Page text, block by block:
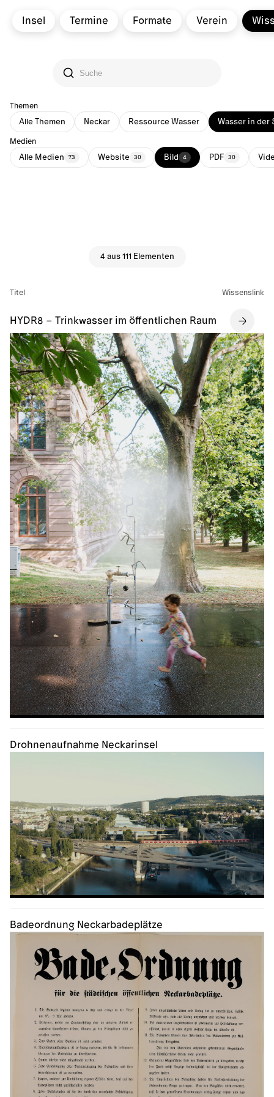
Insel Termine Formate Verein
Themen
Alle Themen Neckar Ressource Wasser Wasser in der
Medien
Alle Medien 73 Website 30 Bild 4 PDF 30
4 aus 111 Elementen
Titel Wissenslink
HYDR8 – Trinkwasser im öffentlichen Raum
Drohnenaufnahme Neckarinsel
Badeordnung Neckarbadeplätze